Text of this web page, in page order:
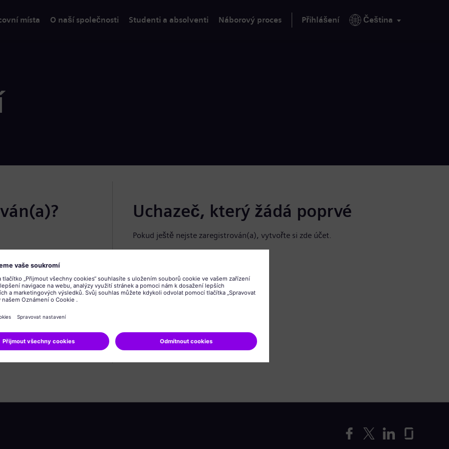
místa O naší společnosti Studenti a absolventi Náborový proces Přihlášení Čeština
Uchazeč, který žádá poprvé
Pokud ještě nejste zaregistrován(a), vytvořte si zde účet.